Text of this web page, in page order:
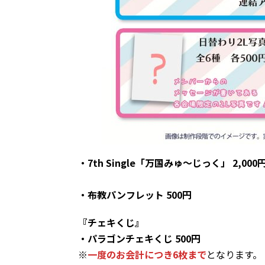
・7th Single「万国みゅ～じっく」 2,000
・布教パンフレット 500円
『チェキくじ』
・パラゴンチェキくじ 500円
※一度のお会計につき6枚までとなります。